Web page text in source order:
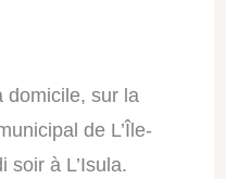
domicile, sur la
de L’Île-
soir à L’Isula.